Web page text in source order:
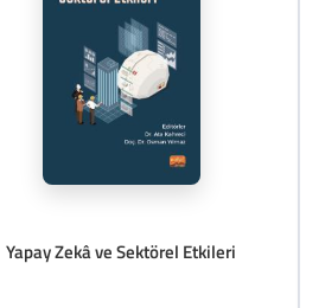
Yapay Zekâ ve Sektörel Etkileri